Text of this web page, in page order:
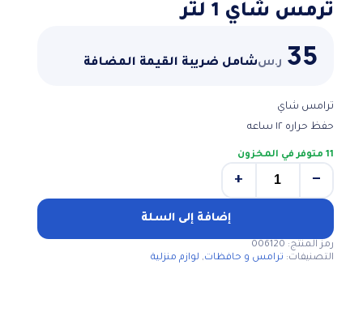
ترمس شاي 1 لتر
35 ر.سشامل ضريبة القيمة المضافة
ترامس شاي
حفظ حراره ١٢ ساعه
11 متوفر في المخزون
ترمس
1
لتر
−
+
إضافة إلى السلة
رمز المنتج: 006120
التصنيفات: ترامس و حافظات, لوازم منزلية